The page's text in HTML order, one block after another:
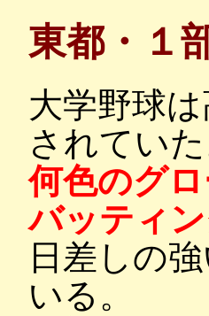
東都・１
大学野球
されていた
何色のグ
バッティ
日差しの
いる。